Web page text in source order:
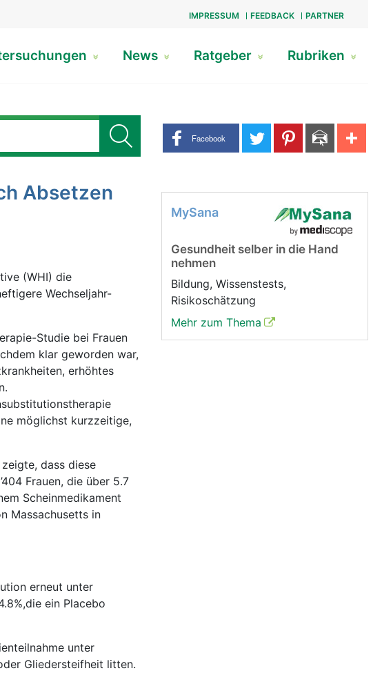
IMPRESSUM FEEDBACK PARTNER
News Ratgeber Rubriken
Share buttons
Facebook
Absetzen
(WHI) die
Wechseljahr-
Studie bei Frauen
klar geworden war,
erhöhtes
möglichst kurzzeitige,
dass diese
Frauen, die über 5.7
Scheinmedikament
Massachusetts in
erneut unter
ein Placebo
unter
Gliedersteifheit litten.
MySana
Gesundheit selber in die Hand
nehmen
Bildung, Wissenstests,
Risikoschätzung
Mehr zum Thema